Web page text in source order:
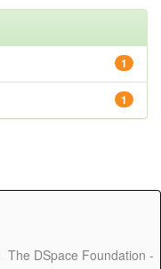
1
1
DSpace Foundation -